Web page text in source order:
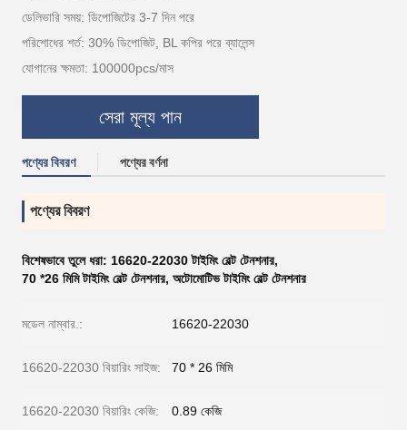
ডেলিভারি সময়: ডিপোজিটের 3-7 দিন পরে
পরিশোধের শর্ত: 30% ডিপোজিট, BL কপির পরে ব্যালেন্স
যোগানের ক্ষমতা: 100000pcs/মাস
সেরা মূল্য পান
পণ্যের বিবরণ পণ্যের বর্ণনা
পণ্যের বিবরণ
বিশেষভাবে তুলে ধরা: 16620-22030 টাইমিং বেল্ট টেনশনার,
70 *26 মিমি টাইমিং বেল্ট টেনশনার, অটোমোটিভ টাইমিং বেল্ট টেনশনার
মডেল নাম্বার.: 16620-22030
16620-22030 বিয়ারিং সাইজ: 70 * 26 মিমি
16620-22030 বিয়ারিং কেজি: 0.89 কেজি